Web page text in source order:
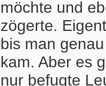
möchte und
zögerte.
bis man
kam. Aber es
nur befugte